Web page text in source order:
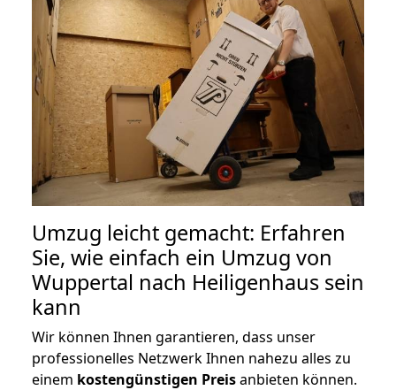
Umzug leicht gemacht: Erfahren
Sie, wie einfach ein Umzug von
Wuppertal nach Heiligenhaus sein
kann
Wir können Ihnen garantieren, dass unser
professionelles Netzwerk Ihnen nahezu alles zu
einem kostengünstigen Preisanbieten können.